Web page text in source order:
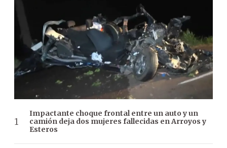
Impactante choque frontal entre un auto y un
camión deja dos mujeres fallecidas en Arroyos y
Esteros